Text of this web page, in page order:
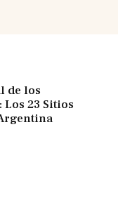
de los
23 Sitios